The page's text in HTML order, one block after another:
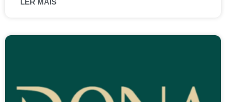
LER MAIS